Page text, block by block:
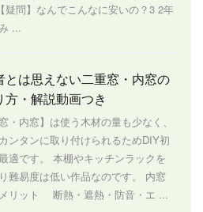
疑問】なんでこんなに安いの？3 2年
...
とは思えない二重窓・内窓の
方・解説動画つき
・内窓】は使う木材の量も少なく、
ンタンに取り付けられるためDIY初
適です。 本棚やキッチンラックを
難易度は低い作品なのです。 内窓
リット 断熱・遮熱・防音・エ ...